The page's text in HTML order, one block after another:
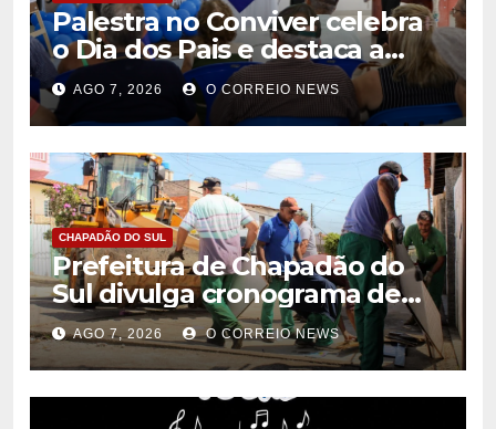
Palestra no Conviver celebra
o Dia dos Pais e destaca a
importância da figura paterna
na família
AGO 7, 2026 O CORREIO NEWS
CHAPADÃO DO SUL
Prefeitura de Chapadão do
Sul divulga cronograma de
limpeza de entulhos e bota-
fora para agosto
AGO 7, 2026 O CORREIO NEWS